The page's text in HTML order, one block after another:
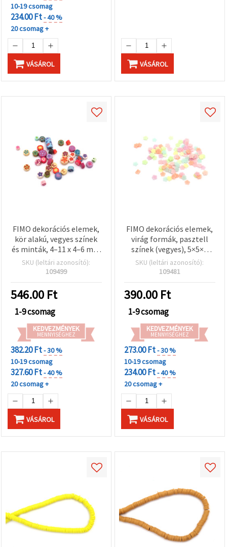
10-19 csomag
234.00 Ft- 40 %
20 csomag +
VÁSÁROL VÁSÁROL
FIMO dekorációs elemek,
kör alakú, vegyes színek
és minták, 4–11 x 4–6 mm
– 50 db
SKU (leltári azonosító):
109499
546.00 Ft
1-9 csomag
KEDVEZMÉNYEK
MENNYISÉGHEZ
382.20 Ft- 30 %
10-19 csomag
327.60 Ft- 40 %
20 csomag +
VÁSÁROL
FIMO dekorációs elemek,
virág formák, pasztell
színek (vegyes), 5×5×1
mm, 20 g
SKU (leltári azonosító):
109481
390.00 Ft
1-9 csomag
KEDVEZMÉNYEK
MENNYISÉGHEZ
273.00 Ft- 30 %
10-19 csomag
234.00 Ft- 40 %
20 csomag +
VÁSÁROL